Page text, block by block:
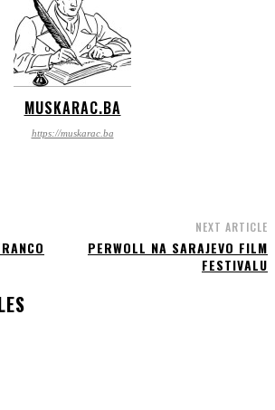
MUSKARAC.BA
https://muskarac.ba
NEXT ARTICLE
PERWOLL NA SARAJEVO FILM
FESTIVALU